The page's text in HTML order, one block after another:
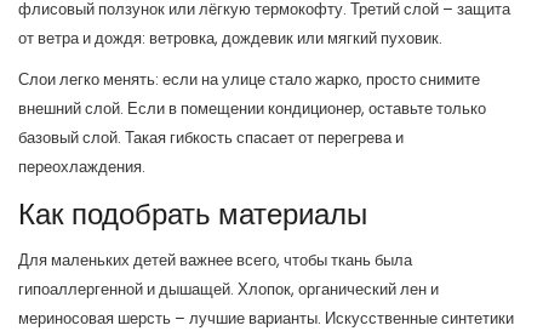
флисовый ползунок или лёгкую термокофту. Третий слой – защита
от ветра и дождя: ветровка, дождевик или мягкий пуховик.
Слои легко менять: если на улице стало жарко, просто снимите
внешний слой. Если в помещении кондиционер, оставьте только
базовый слой. Такая гибкость спасает от перегрева и
переохлаждения.
Как подобрать материалы
Для маленьких детей важнее всего, чтобы ткань была
гипоаллергенной и дышащей. Хлопок, органический лен и
мериносовая шерсть – лучшие варианты. Искусственные синтетики